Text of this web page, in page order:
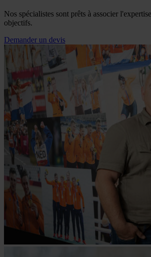
Nos spécialistes sont prêts à associer
objectifs.
Demander un devis